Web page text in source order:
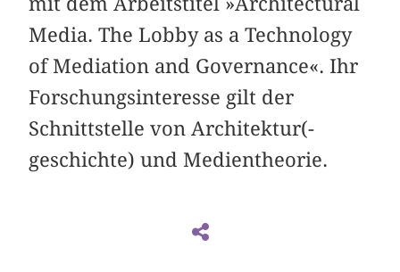
Media. The Lobby as a Technology
of Mediation and Governance«. Ihr
Forschungsinteresse gilt der
Schnittstelle von Architektur(-
geschichte) und Medientheorie.